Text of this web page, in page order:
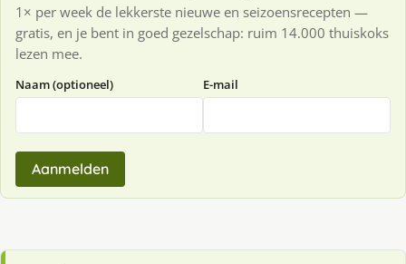
1× per week de lekkerste nieuwe en seizoensrecepten —
gratis, en je bent in goed gezelschap: ruim 14.000 thuiskoks
lezen mee.
Naam (optioneel) E-mail
Aanmelden